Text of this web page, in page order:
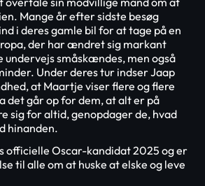
Mange år efter sidste besøg
i deres gamle bil for at tage på en
der har ændret sig markant
undervejs småskændes, men også
Under deres tur indser Jaap
at Maartje viser flere og flere
det går op for dem, at alt er på
sig for altid, genopdager de, hvad
hinanden.
officielle Oscar-kandidat 2025 og er
til alle om at huske at elske og leve